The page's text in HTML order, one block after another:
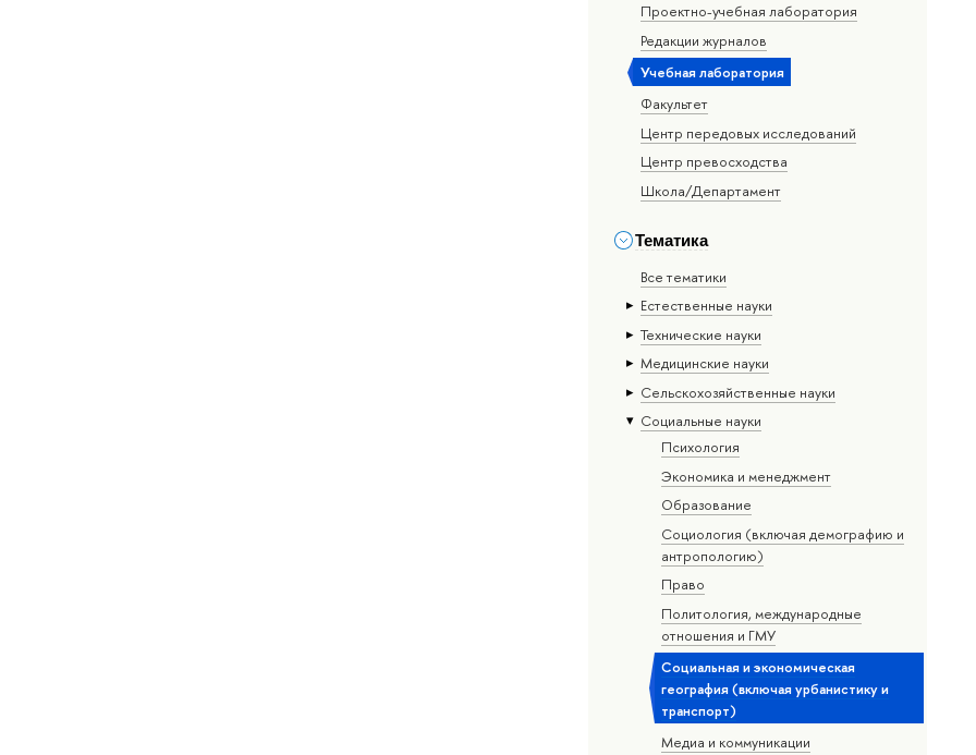
Проектно-учебная лаборатория
Редакции журналов
Учебная лаборатория
Факультет
Центр передовых исследований
Центр превосходства
Школа/Департамент
Тематика
Все тематики
Естественные науки
Тех­ничес­кие науки
Медицинские науки
Сельскохозяйственные науки
Социальные науки
Психология
Экономика и менеджмент
Образование
Социология (включая демографию и
антропологию)
Право
Политология, международные
отношения и ГМУ
Социальная и экономическая
география (включая урбанистику и
транспорт)
Медиа и коммуникации